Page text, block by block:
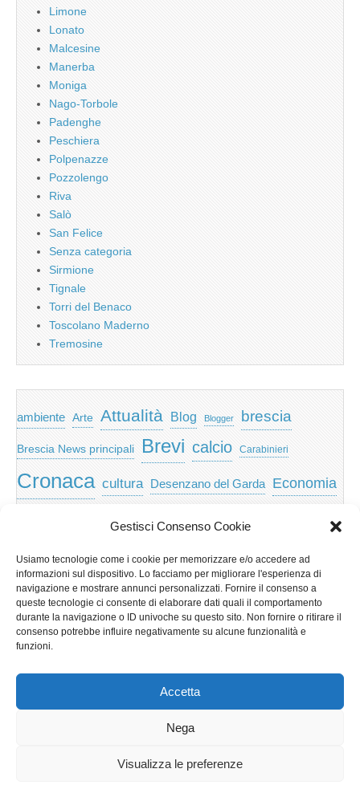
Gestisci Consenso Cookie
Usiamo tecnologie come i cookie per memorizzare e/o accedere ad
informazioni sul dispositivo. Lo facciamo per migliorare l'esperienza di
navigazione e mostrare annunci personalizzati. Fornire il consenso a
queste tecnologie ci consente di elaborare dati quali il comportamento
durante la navigazione o ID univoche su questo sito. Non fornire o ritirare il
consenso potrebbe influire negativamente su alcune funzionalità e
funzioni.
Accetta
Nega
Visualizza le preferenze
Limone
Lonato
Malcesine
Manerba
Moniga
Nago-Torbole
Padenghe
Peschiera
Polpenazze
Pozzolengo
Riva
Salò
San Felice
Senza categoria
Sirmione
Tignale
Torri del Benaco
Toscolano Maderno
Tremosine
ambiente Arte Attualità Blog Blogger brescia
Brescia News principali Brevi calcio Carabinieri
Cronaca cultura Desenzano del Garda Economia
lago di garda Musica Nera news Notizie
Notizie dal Garda
Notizie Lombardia
Notizie per categoria Notizie Provincia di Brescia
Regione Lombardia
Sport Storia Territorio turismo
Privacy e cookie: questo sito utilizza i cookie. Continuando a utilizzare
Informativa sui cookie